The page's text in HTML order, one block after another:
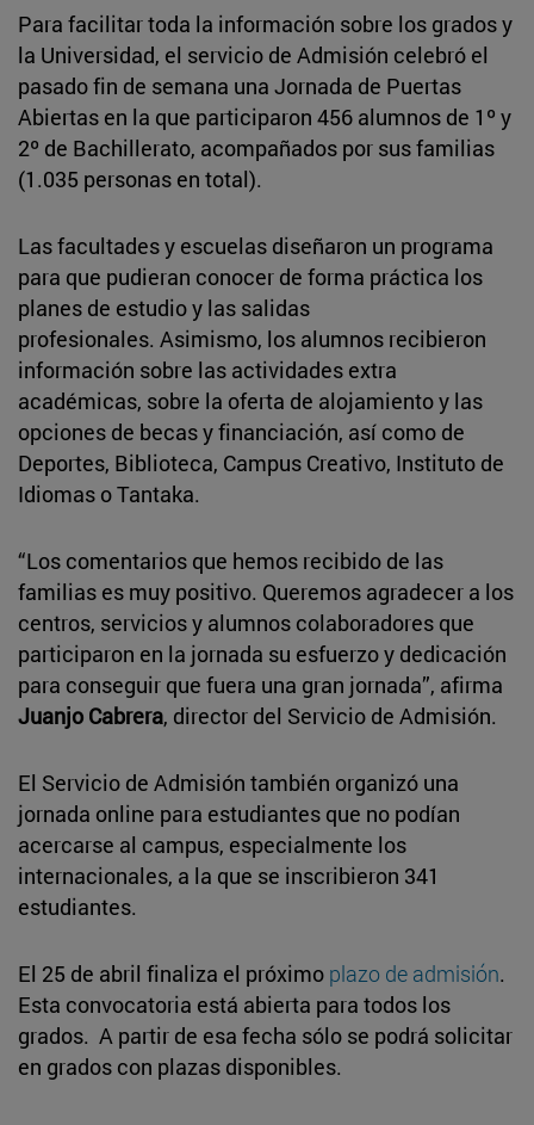
Para facilitar toda la información sobre los grados y
la Universidad, el servicio de Admisión celebró el
pasado fin de semana una Jornada de Puertas
Abiertas en la que participaron 456 alumnos de 1º y
2º de Bachillerato, acompañados por sus familias
(1.035 personas en total).
Las facultades y escuelas diseñaron un programa
para que pudieran conocer de forma práctica los
planes de estudio y las salidas
profesionales. Asimismo, los alumnos recibieron
información sobre las actividades extra
académicas, sobre la oferta de alojamiento y las
opciones de becas y financiación, así como de
Deportes, Biblioteca, Campus Creativo, Instituto de
Idiomas o Tantaka.
“Los comentarios que hemos recibido de las
familias es muy positivo. Queremos agradecer a los
centros, servicios y alumnos colaboradores que
participaron en la jornada su esfuerzo y dedicación
para conseguir que fuera una gran jornada”, afirma
Juanjo Cabrera, director del Servicio de Admisión.
El Servicio de Admisión también organizó una
jornada online para estudiantes que no podían
acercarse al campus, especialmente los
internacionales, a la que se inscribieron 341
estudiantes.
El 25 de abril finaliza el próximo plazo de admisión.
Esta convocatoria está abierta para todos los
grados. A partir de esa fecha sólo se podrá solicitar
en grados con plazas disponibles.